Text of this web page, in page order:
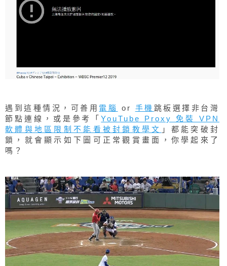
遇到這種情況，可善用 電腦 or 手機 跳板選擇非台灣
節點連線，或是參考「YouTube Proxy 免裝 VPN
軟體與地區限制不能看被封鎖教學文 」都能突破封
鎖，就會顯示如下圖可正常觀賞畫面，你學起來了
嗎？